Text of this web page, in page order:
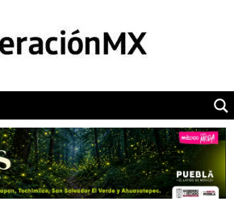
POLÍTICA
CAMALEÓN
OPINIÓN
DEPORTES